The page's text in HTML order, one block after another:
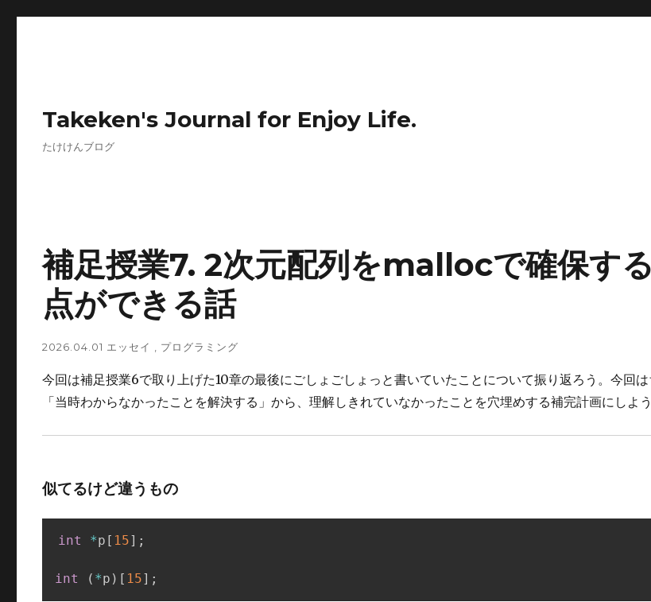
Takeken's Journal for Enjoy Life.
たけけんブログ
補足授業7. 2次元配列をmallocで確保す
点ができる話
2026.04.01 エッセイ プログラミング
今回は補足授業6で取り上げた10章の最後にごしょごしょっと書いていたことについて振り返ろう。今回は
「当時わからなかったことを解決する」から、理解しきれていなかったことを穴埋めする補完計画にしよう
似てるけど違うもの
int *p [ 15] ;
int ( *p ) [ 15] ;